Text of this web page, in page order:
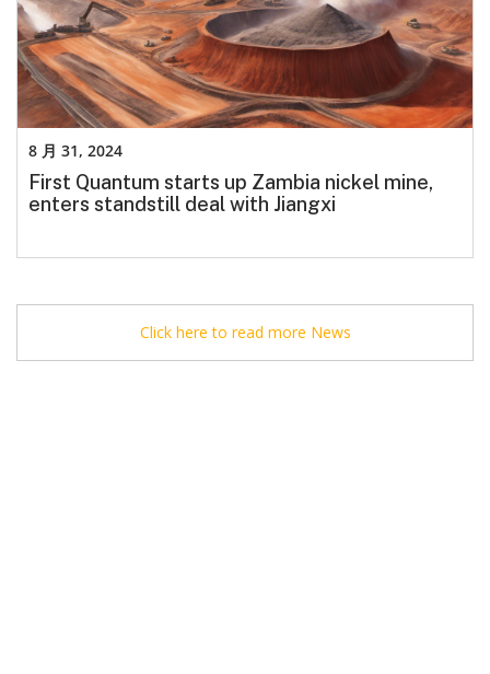
First Quantum starts up Zambia nickel mine,
enters standstill deal with Jiangxi
8 月 31, 2024
Click here to read more News